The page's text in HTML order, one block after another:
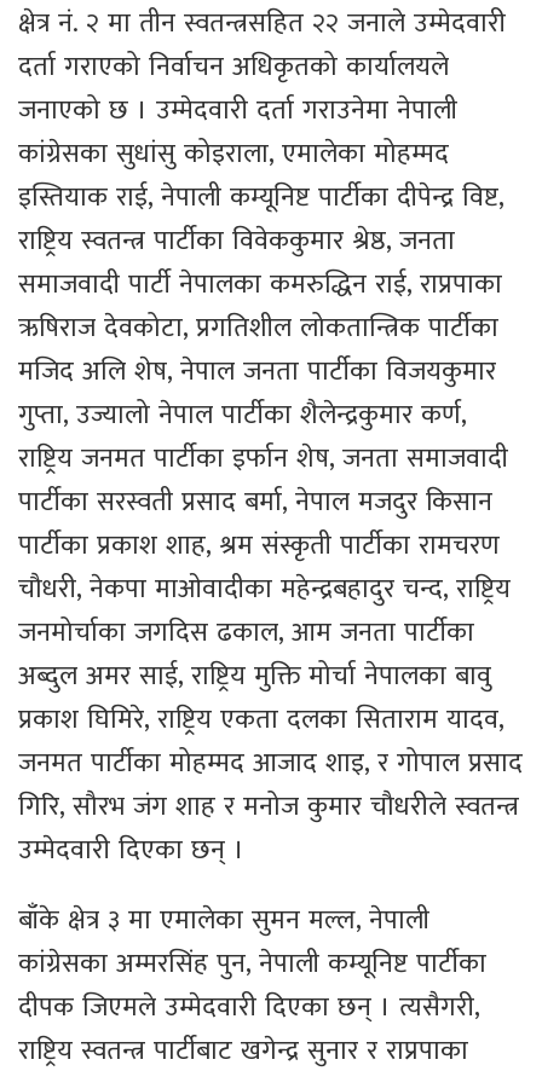
क्षेत्र नं. २ मा तीन स्वतन्त्रसहित २२ जनाले उम्मेदवारी
दर्ता गराएको निर्वाचन अधिकृतको कार्यालयले
जनाएको छ । उम्मेदवारी दर्ता गराउनेमा नेपाली
कांग्रेसका सुधांसु कोइराला, एमालेका मोहम्मद
इस्तियाक राई, नेपाली कम्यूनिष्ट पार्टीका दीपेन्द्र विष्ट,
राष्ट्रिय स्वतन्त्र पार्टीका विवेककुमार श्रेष्ठ, जनता
समाजवादी पार्टी नेपालका कमरुद्धिन राई, राप्रपाका
ऋषिराज देवकोटा, प्रगतिशील लोकतान्त्रिक पार्टीका
मजिद अलि शेष, नेपाल जनता पार्टीका विजयकुमार
गुप्ता, उज्यालो नेपाल पार्टीका शैलेन्द्रकुमार कर्ण,
राष्ट्रिय जनमत पार्टीका इर्फान शेष, जनता समाजवादी
पार्टीका सरस्वती प्रसाद बर्मा, नेपाल मजदुर किसान
पार्टीका प्रकाश शाह, श्रम संस्कृती पार्टीका रामचरण
चौधरी, नेकपा माओवादीका महेन्द्रबहादुर चन्द, राष्ट्रिय
जनमोर्चाका जगदिस ढकाल, आम जनता पार्टीका
अब्दुल अमर साई, राष्ट्रिय मुक्ति मोर्चा नेपालका बावु
प्रकाश घिमिरे, राष्ट्रिय एकता दलका सिताराम यादव,
जनमत पार्टीका मोहम्मद आजाद शाइ, र गोपाल प्रसाद
गिरि, सौरभ जंग शाह र मनोज कुमार चौधरीले स्वतन्त्र
उम्मेदवारी दिएका छन् ।
बाँके क्षेत्र ३ मा एमालेका सुमन मल्ल, नेपाली
कांग्रेसका अम्मरसिंह पुन, नेपाली कम्यूनिष्ट पार्टीका
दीपक जिएमले उम्मेदवारी दिएका छन् । त्यसैगरी,
राष्ट्रिय स्वतन्त्र पार्टीबाट खगेन्द्र सुनार र राप्रपाका